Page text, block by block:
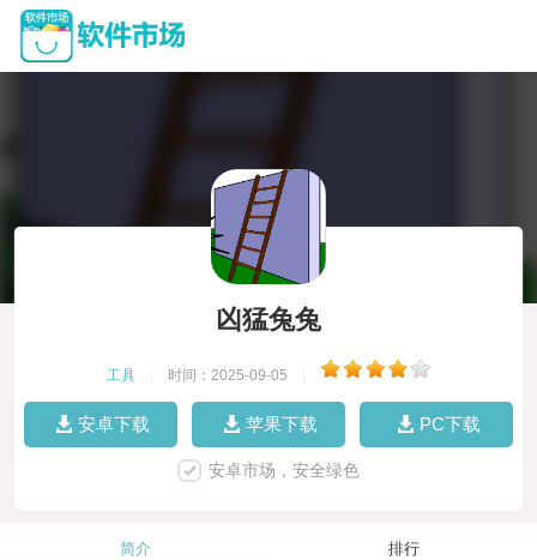
凶猛兔兔
工具 时间：2025-09-05
安卓下载 苹果下载 PC下载
安卓市场，安全绿色
简介 排行